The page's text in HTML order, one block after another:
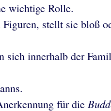
wichtige Rolle.
stellt sie bloß
innerhalb der
für die